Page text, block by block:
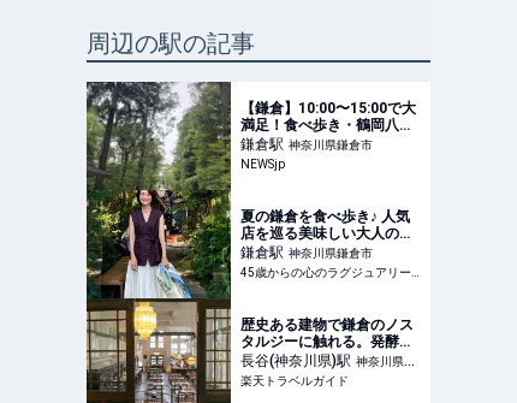
周辺の駅の記事
【鎌倉】10:00〜15:00で大
満足！食べ歩き・鶴岡八幡
宮・カフェを巡る、大人の
半日モデルコース | NEWSjp
鎌倉駅 神奈川県鎌倉市
NEWSjp
夏の鎌倉を食べ歩き♪ 人気
店を巡る美味しい大人の遠
足♪
鎌倉駅 神奈川県鎌倉市
45歳からの心のラグジュアリーメディア
歴史ある建物で鎌倉のノス
タルジーに触れる。発酵文
化と湘南の恵みを味わう
「MOKICHI
KAMAKURA」 【楽天トラ
長谷(神奈川県)駅 神奈川県鎌
倉市
楽天トラベルガイド